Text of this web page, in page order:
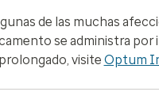
de las muchas
se administra
visite Optum